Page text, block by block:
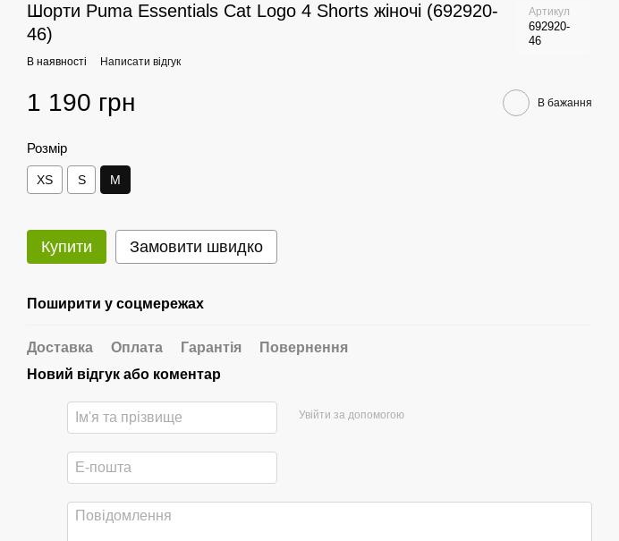
Шорти Puma Essentials Cat Logo 4 Shorts жіночі (692920-
46)
Артикул
692920-
46
В наявності Написати відгук
1 190 грн В бажання
Розмір
XS S M
Купити Замовити швидко
Поширити у соцмережах
Доставка Оплата Гарантія
Повернення
Новий відгук або коментар
Увійти за допомогою